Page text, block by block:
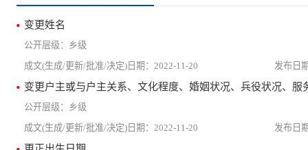
变更姓名
乡级
2022-11-20
变更户主或与户主关系、文化程度、婚姻状况、兵役状况、服
乡级
2022-11-20